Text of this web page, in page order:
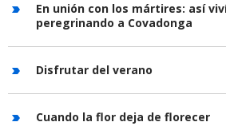
En unión con los mártires: así
peregrinando a Covadonga
Disfrutar del verano
Cuando la flor deja de florecer